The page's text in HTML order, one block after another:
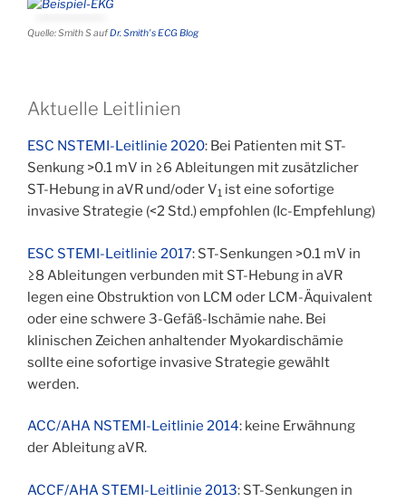
Quelle: Smith S aufDr. Smith's ECG Blog
Aktuelle Leitlinien
ESC NSTEMI-Leitlinie 2020: Bei Patienten mit ST-
Senkung >0.1 mV in ≥6 Ableitungen mit zusätzlicher
ST-Hebung in aVR und/oder V1 ist eine sofortige
invasive Strategie (<2 Std.) empfohlen (Ic-Empfehlung)
ESC STEMI-Leitlinie 2017: ST-Senkungen >0.1 mV in
≥8 Ableitungen verbunden mit ST-Hebung in aVR
legen eine Obstruktion von LCM oder LCM-Äquivalent
oder eine schwere 3-Gefäß-Ischämie nahe. Bei
klinischen Zeichen anhaltender Myokardischämie
sollte eine sofortige invasive Strategie gewählt
werden.
ACC/AHA NSTEMI-Leitlinie 2014: keine Erwähnung
der Ableitung aVR.
ACCF/AHA STEMI-Leitlinie 2013: ST-Senkungen in